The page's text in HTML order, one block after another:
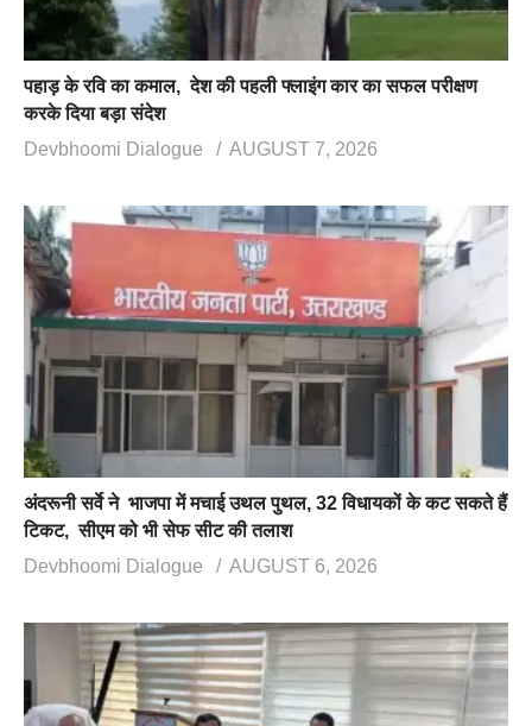
पहाड़ के रवि का कमाल, देश की पहली फ्लाइंग कार का सफल परीक्षण
करके दिया बड़ा संदेश
Devbhoomi Dialogue
AUGUST 7, 2026
अंदरूनी सर्वे ने भाजपा में मचाई उथल पुथल, 32 विधायकों के कट सकते हैं
टिकट, सीएम को भी सेफ सीट की तलाश
Devbhoomi Dialogue
AUGUST 6, 2026